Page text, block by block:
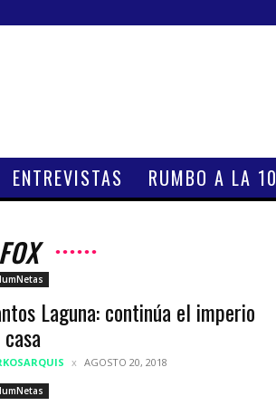
ENTREVISTAS RUMBO A LA 10
Laguna: continúa el imperio
AGOSTO 20, 2018